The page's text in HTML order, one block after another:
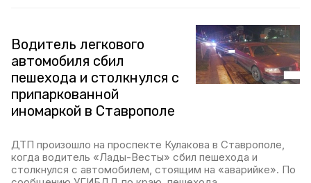
Водитель легкового
автомобиля сбил
пешехода и столкнулся с
припаркованной
иномаркой в Ставрополе
ДТП произошло на проспекте Кулакова в Ставрополе,
когда водитель «Лады-Весты» сбил пешехода и
столкнулся с автомобилем, стоящим на «аварийке». По